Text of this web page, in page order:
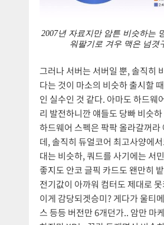
2007년 자료지만 암튼 비슷하는
워팔기로 겨우 맥은 넘겻
그러나 서버는 서버일 뿐, 솔직히
다는 것이 마소의 비슷하 출시할
인 실수인 것 같다. 아마도 하드웨
리 발전하니깐 얘들도 당빠 비슷
하드웨어 스펙은 팍팍 올라갈꺼라
데, 솔직히 듀얼코어 최고사양에
대는 비슷하, 쿼드를 사기에는 서
좋지도 안코 글픽 카드도 왠만히
전기값이 아까워 컴터도 제대로
이게 감당되겟승미? 게다가 울티
스 등등 버전만 6개던가.. 암만 마